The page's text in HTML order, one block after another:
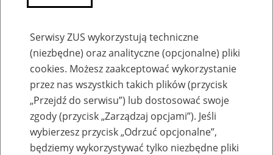
Szkolenia
Serwisy ZUS wykorzystują techniczne
(niezbędne) oraz analityczne (opcjonalne) pliki
cookies. Możesz zaakceptować wykorzystanie
przez nas wszystkich takich plików (przycisk
„Przejdź do serwisu”) lub dostosować swoje
zgody (przycisk „Zarządzaj opcjami”). Jeśli
wybierzesz przycisk „Odrzuć opcjonalne”,
będziemy wykorzystywać tylko niezbędne pliki